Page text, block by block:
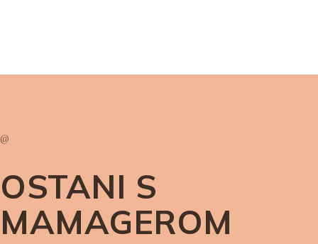
@
OSTANI S
MAMAGEROM